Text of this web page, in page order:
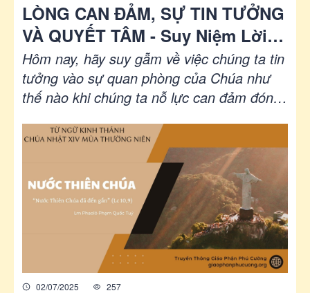
LÒNG CAN ĐẢM, SỰ TIN TƯỞNG
VÀ QUYẾT TÂM - Suy Niệm Lời
Chúa | Chúa Nhật Tuần XIV Mùa
Thường Niên | Lc 1-12.17-20 | Lm
Gioan Lê Quang Tuyến
Hôm nay, hãy suy gẫm về việc chúng ta tin
tưởng vào sự quan phòng của Chúa như
thế nào khi chúng ta nỗ lực can đảm đón
về việc chúng ta cam kết đi đến cùng,
quyết tâm hoàn thành nhiệm vụ mà Chúa
đã trao cho chúng ta như thế nào. Hãy
cam kết lại với những khía cạnh này của
cuộc sống đức tin, và sự quan phòng của
Chúa sẽ ở với chúng ta trên từng bước
02/07/2025 257